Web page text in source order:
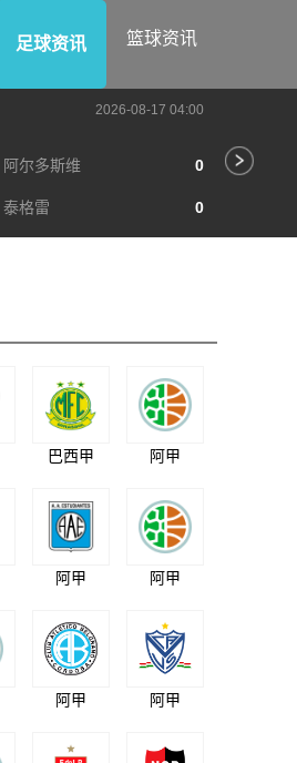
足球资讯 篮球资讯
2026-08-17 04:00
阿尔多斯维 0
泰格雷 0
巴西甲 阿甲
阿甲 阿甲
阿甲 阿甲